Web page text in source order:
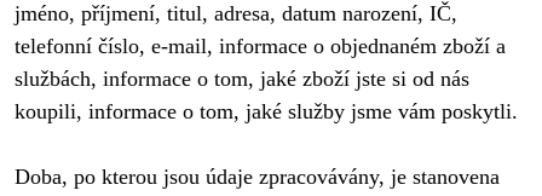
jméno, příjmení, titul, adresa, datum narození, IČ,
telefonní číslo, e-mail, informace o objednaném zboží a
službách, informace o tom, jaké zboží jste si od nás
koupili, informace o tom, jaké služby jsme vám poskytli.
Doba, po kterou jsou údaje zpracovávány, je stanovena